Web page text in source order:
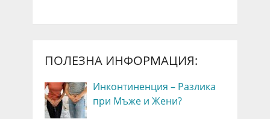
ПОЛЕЗНА ИНФОРМАЦИЯ:
Инконтиненция – Разлика
при Мъже и Жени?